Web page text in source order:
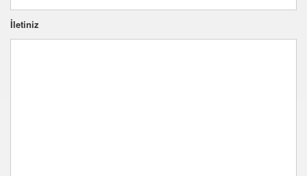
İletiniz